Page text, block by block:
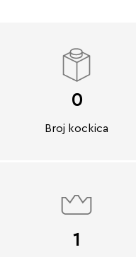
0
Broj kockica
1